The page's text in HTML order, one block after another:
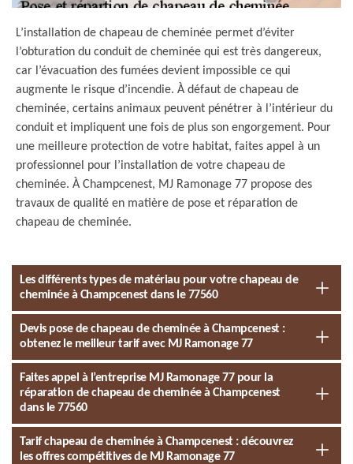
L’installation de chapeau de cheminée permet d’éviter
l’obturation du conduit de cheminée qui est très dangereux,
car l’évacuation des fumées devient impossible ce qui
augmente le risque d’incendie. À défaut de chapeau de
cheminée, certains animaux peuvent pénétrer à l’intérieur du
conduit et impliquent une fois de plus son engorgement. Pour
une meilleure protection de votre habitat, faites appel à un
professionnel pour l’installation de votre chapeau de
cheminée. À Champcenest, MJ Ramonage 77 propose des
travaux de qualité en matière de pose et réparation de
chapeau de cheminée.
Les différents types de matériau pour votre chapeau de
cheminée à Champcenest dans le 77560
Devis pose de chapeau de cheminée à Champcenest :
obtenez le meilleur tarif avec MJ Ramonage 77
Faites appel à l’entreprise MJ Ramonage 77 pour la
réparation de chapeau de cheminée à Champcenest
dans le 77560
Tarif chapeau de cheminée à Champcenest : découvrez
les offres compétitives de MJ Ramonage 77